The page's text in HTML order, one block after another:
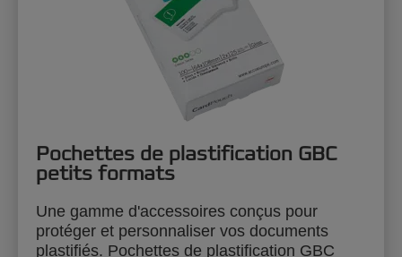
Pochettes de plastification GBC
petits formats
Une gamme d'accessoires conçus pour
protéger et personnaliser vos documents
plastifiés. Pochettes de plastification GBC